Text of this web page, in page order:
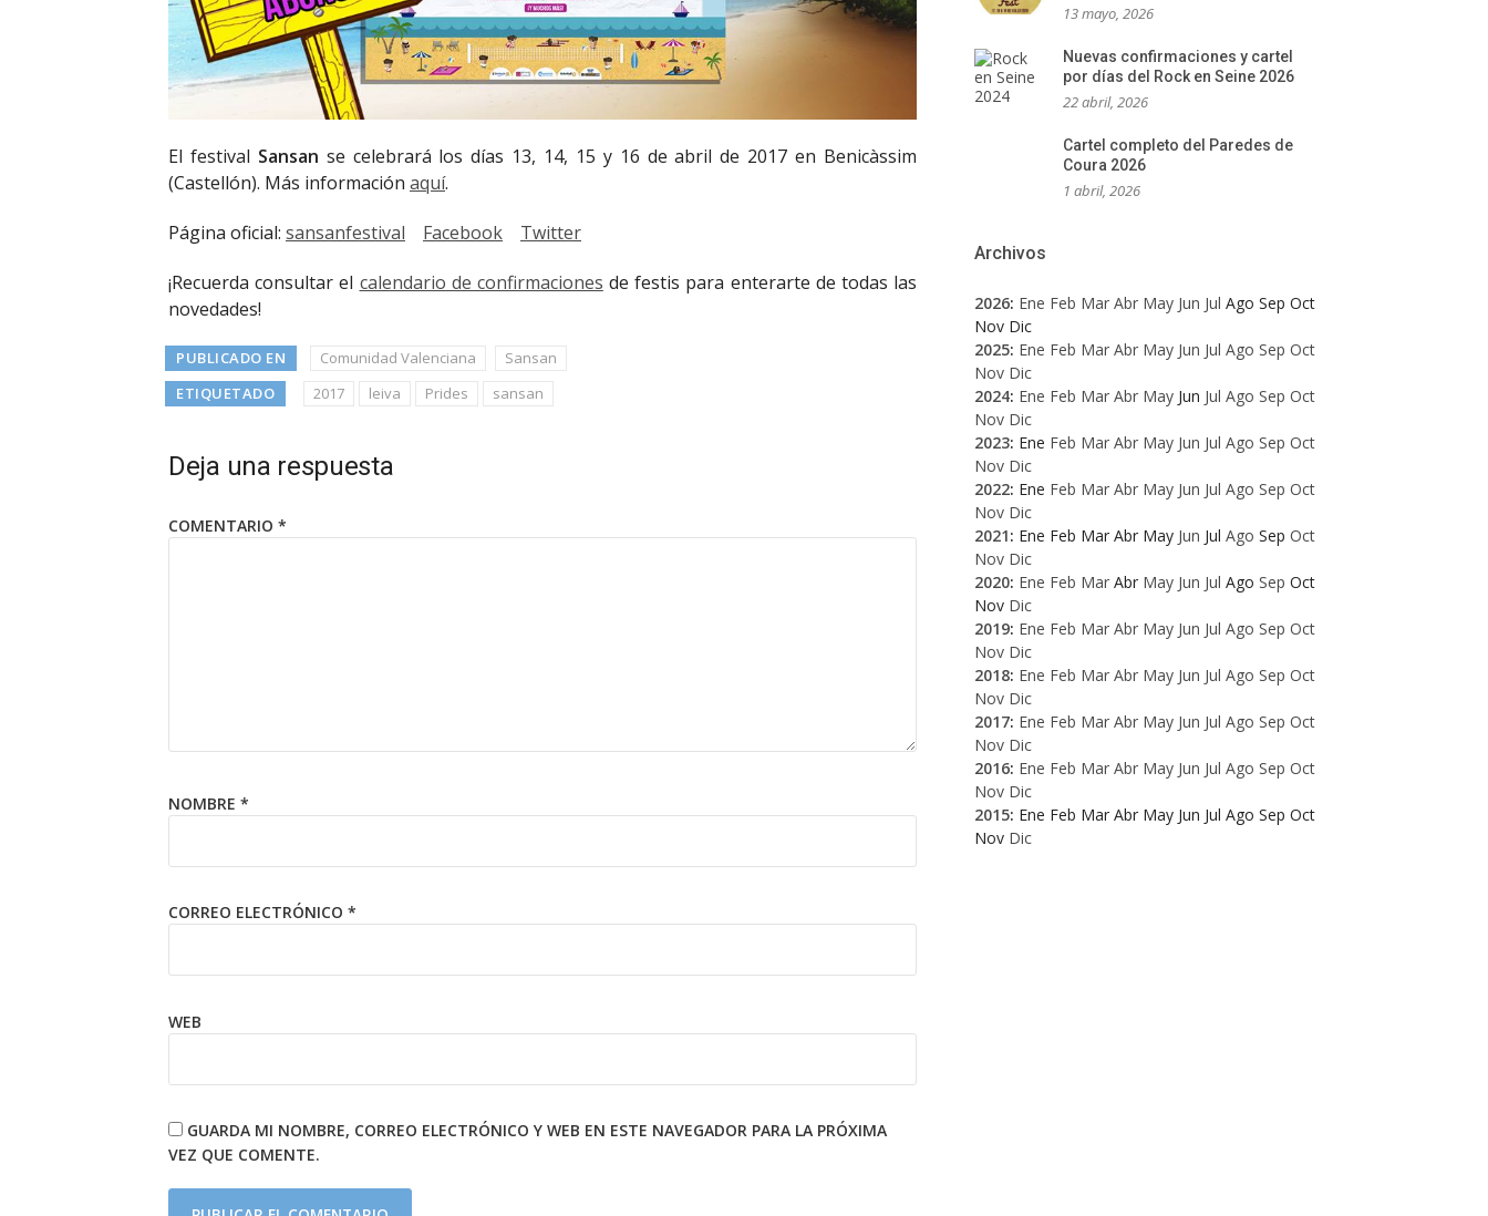
El festival Sansan se celebrará los días 13, 14, 15 y 16 de abril de 2017 en Benicàssim
(Castellón). Más información aquí.
Página oficial: sansanfestival Facebook Twitter
¡Recuerda consultar el calendario de confirmaciones de festis para enterarte de todas las
novedades!
PUBLICADO EN Comunidad Valenciana
Sansan
ETIQUETADO
2017 leiva Prides sansan
Deja una respuesta
COMENTARIO *
NOMBRE *
CORREO ELECTRÓNICO *
WEB
GUARDA MI NOMBRE, CORREO ELECTRÓNICO Y WEB EN ESTE NAVEGADOR PARA LA PRÓXIMA
VEZ QUE COMENTE.
13 mayo, 2026
Nuevas confirmaciones y cartel
por días del Rock en Seine 2026
22 abril, 2026
Cartel completo del Paredes de
Coura 2026
1 abril, 2026
Archivos
2026: Ene Feb Mar Abr May Jun Jul Ago Sep Oct
Nov Dic
2025: Ene Feb Mar Abr May Jun Jul Ago Sep Oct
Nov Dic
2024: Ene Feb Mar Abr May Jun Jul Ago Sep Oct
Nov Dic
2023: Ene Feb Mar Abr May Jun Jul Ago Sep Oct
Nov Dic
2022: Ene Feb Mar Abr May Jun Jul Ago Sep Oct
Nov Dic
2021: Ene Feb Mar Abr May Jun Jul Ago Sep Oct
Nov Dic
2020: Ene Feb Mar Abr May Jun Jul Ago Sep Oct
Nov Dic
2019: Ene Feb Mar Abr May Jun Jul Ago Sep Oct
Nov Dic
2018: Ene Feb Mar Abr May Jun Jul Ago Sep Oct
Nov Dic
2017: Ene Feb Mar Abr May Jun Jul Ago Sep Oct
Nov Dic
2016: Ene Feb Mar Abr May Jun Jul Ago Sep Oct
Nov Dic
2015: Ene Feb Mar Abr May Jun Jul Ago Sep Oct
Nov Dic